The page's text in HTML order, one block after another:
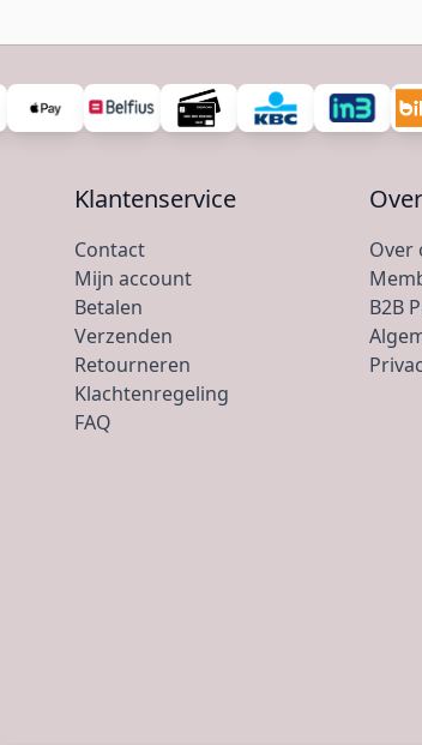
Klantenservice
Contact
Mijn account
Betalen
Verzenden
Retourneren
Klachtenregeling
FAQ
Over
B2B